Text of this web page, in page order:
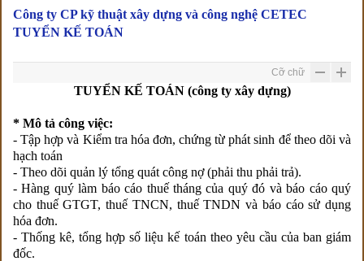
Công ty CP kỹ thuật xây dựng và công nghệ CETEC
TUYỂN KẾ TOÁN
Cỡ chữ
TUYỂN KẾ TOÁN (công ty xây dựng)
* Mô tả công việc:
- Tập hợp và Kiểm tra hóa đơn, chứng từ phát sinh để theo dõi và
hạch toán
- Theo dõi quản lý tổng quát công nợ (phải thu phải trả).
- Hàng quý làm báo cáo thuế tháng của quý đó và báo cáo quý
cho thuế GTGT, thuế TNCN, thuế TNDN và báo cáo sử dụng
hóa đơn.
- Thống kê, tổng hợp số liệu kế toán theo yêu cầu của ban giám
đốc.